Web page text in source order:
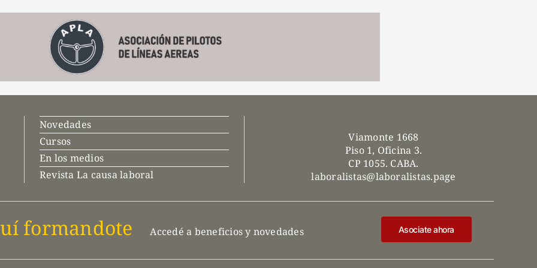
Novedades
Cursos
En los medios
Revista La causa laboral
Viamonte 1668
Piso 1, Oficina 3.
CP 1055. CABA.
laboralistas@laboralistas.page
formandote Accedé a beneficios y novedades Asociate ahora